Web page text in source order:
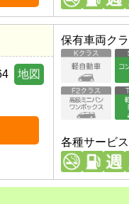
地図
保有車両ク
各種サービス